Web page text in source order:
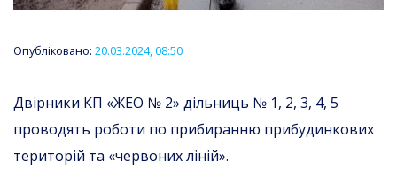
Опубліковано: 20.03.2024, 08:50
Двірники КП «ЖЕО № 2» дільниць № 1, 2, 3, 4, 5
проводять роботи по прибиранню прибудинкових
територій та «червоних ліній».